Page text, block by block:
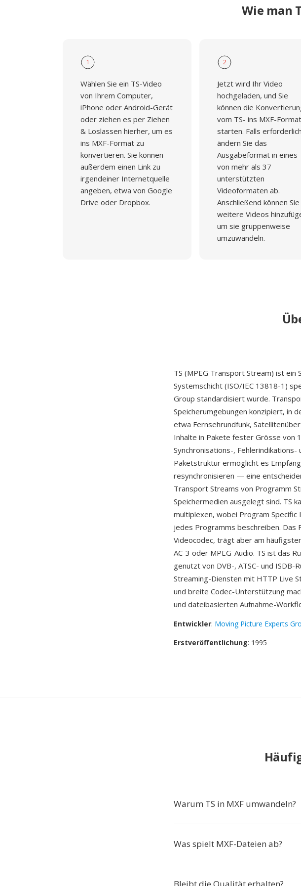
Wie man
1
Wählen Sie ein TS-Video
von Ihrem Computer,
iPhone oder Android-Gerät
oder ziehen es per Ziehen
& Loslassen hierher, um es
ins MXF-Format zu
konvertieren. Sie können
außerdem einen Link zu
irgendeiner Internetquelle
angeben, etwa von Google
Drive oder Dropbox.
2
Jetzt wird Ihr Video
hochgeladen, und Sie
können die
vom TS- ins MXF-Format
starten. Falls
ändern Sie das
Ausgabeformat in eines
von mehr als 37
unterstützten
Videoformaten ab.
Anschließend können Sie
weitere Videos
um sie gruppenweise
umzuwandeln.
TS (MPEG Transport Stream) ist
Systemschicht (ISO/IEC 13818-1)
Group standardisiert wurde.
Speicherumgebungen konzipiert, in
etwa Fernsehrundfunk,
Inhalte in Pakete fester Grösse von
Synchronisations-,
Paketstruktur ermöglicht es
resynchronisieren — eine
Transport Streams von Programm
Speichermedien ausgelegt sind. TS
multiplexen, wobei Program
jedes Programms beschreiben.
Videocodec, trägt aber am
AC-3 oder MPEG-Audio. TS ist das
genutzt von DVB-, ATSC- und
Streaming-Diensten mit HTTP Live
und breite Codec-Unterstützung
und dateibasierten Aufnahme-
Entwickler: Moving Picture Experts
Erstveröffentlichung: 1995
Warum TS in MXF umwandeln?
Was spielt MXF-Dateien ab?